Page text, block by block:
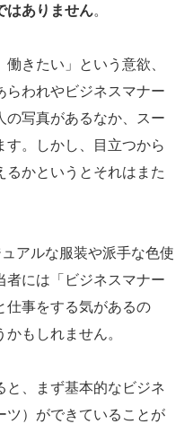
はありません。
働きたい」という意欲、
らわれやビジネスマナー
の写真があるなか、スー
す。しかし、目立つから
るかというとそれはまた
アルな服装や派手な色使
者には「ビジネスマナー
仕事をする気があるの
もしれません。
と、まず基本的なビジネ
ツ）ができていることが